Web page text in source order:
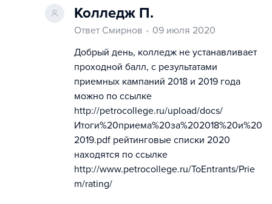
Колледж П.
Ответ Смирнов
09 июля 2020
Добрый день, колледж не устанавливает
проходной балл, с результатами
приемных кампаний 2018 и 2019 года
можно по ссылке
http://petrocollege.ru/upload/docs/
Итоги%20приема%20за%202018%20и%20
2019.pdf рейтинговые списки 2020
находятся по ссылке
http://www.petrocollege.ru/ToEntrants/Prie
m/rating/